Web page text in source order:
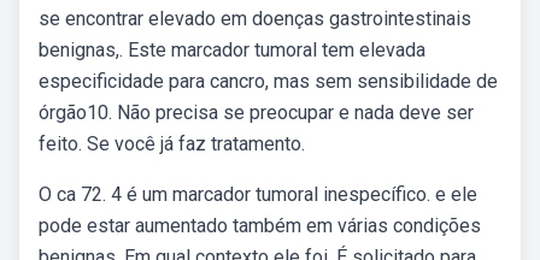
se encontrar elevado em doenças gastrointestinais
benignas,. Este marcador tumoral tem elevada
especificidade para cancro, mas sem sensibilidade de
órgão10. Não precisa se preocupar e nada deve ser
feito. Se você já faz tratamento.
O ca 72. 4 é um marcador tumoral inespecífico. e ele
pode estar aumentado também em várias condições